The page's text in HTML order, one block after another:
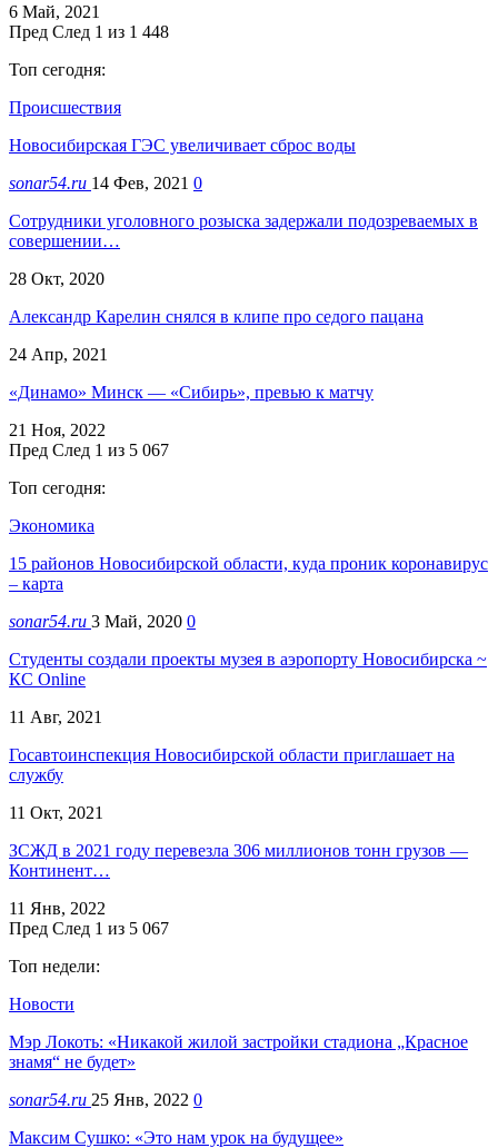
6 Май, 2021
Пред След 1 из 1 448
Топ сегодня:
Происшествия
Новосибирская ГЭС увеличивает сброс воды
sonar54.ru 14 Фев, 2021 0
Сотрудники уголовного розыска задержали подозреваемых в
совершении…
28 Окт, 2020
Александр Карелин снялся в клипе про седого пацана
24 Апр, 2021
«Динамо» Минск — «Сибирь», превью к матчу
21 Ноя, 2022
Пред След 1 из 5 067
Топ сегодня:
Экономика
15 районов Новосибирской области, куда проник коронавирус
– карта
sonar54.ru 3 Май, 2020 0
Студенты создали проекты музея в аэропорту Новосибирска ~
КС Online
11 Авг, 2021
Госавтоинспекция Новосибирской области приглашает на
службу
11 Окт, 2021
ЗСЖД в 2021 году перевезла 306 миллионов тонн грузов —
Континент…
11 Янв, 2022
Пред След 1 из 5 067
Топ недели:
Новости
Мэр Локоть: «Никакой жилой застройки стадиона „Красное
знамя“ не будет»
sonar54.ru 25 Янв, 2022 0
Максим Сушко: «Это нам урок на будущее»